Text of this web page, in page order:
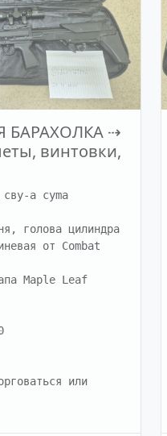
БАРАХОЛКА ⇢
винтовки,
сву-а cyma
голова цилиндра
от Combat
Maple Leaf
или